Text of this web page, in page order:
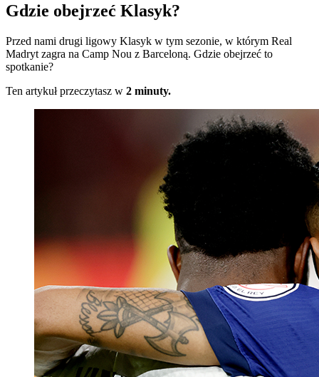
Gdzie obejrzeć Klasyk?
Przed nami drugi ligowy Klasyk w tym sezonie, w którym Real
Madryt zagra na Camp Nou z Barceloną. Gdzie obejrzeć to
spotkanie?
Ten artykuł przeczytasz w 2 minuty.